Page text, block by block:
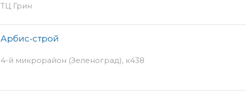
ТЦ Грин
Арбис-строй
4-й микрорайон (Зеленоград), к438